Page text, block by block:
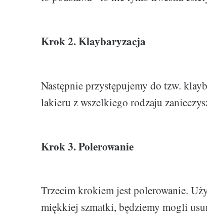
Krok 2. Klaybaryzacja
Następnie przystępujemy do tzw.
lakieru z wszelkiego rodzaju
Krok 3. Polerowanie
Trzecim krokiem jest polerowanie.
miękkiej szmatki, będziemy mogli